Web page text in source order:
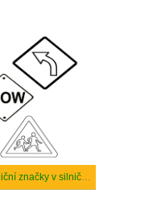
Tři pouliční značky v silniční a ulici bezpečnosti